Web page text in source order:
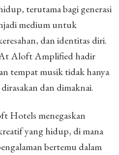
terutama bagi generasi
medium untuk
dan identitas diri.
Aloft Amplified hadir
tempat musik tidak hanya
dan dimaknai.
Hotels menegaskan
yang hidup, di mana
bertemu dalam